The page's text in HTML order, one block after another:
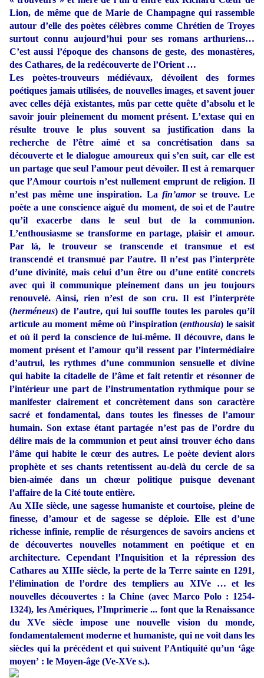
Lion, de même que de Marie de Champagne qui rassemble
autour d’elle des poètes célèbres comme Chrétien de Troyes
surtout connu aujourd’hui pour ses romans arthuriens…
C’est aussi l’époque des chansons de geste, des monastères,
des Cathares, de la redécouverte de l’Orient …
Les poètes-trouveurs médiévaux, dévoilent des formes
poétiques jamais utilisées, de nouvelles images, et savent jouer
avec celles déjà existantes, mûs par cette quête d’absolu et le
savoir jouir pleinement du moment présent. L’extase qui en
résulte trouve le plus souvent sa justification dans la
recherche de l’être aimé et sa concrétisation dans sa
découverte et le dialogue amoureux qui s’en suit, car elle est
un partage que seul l’amour peut dévoiler. Il est à remarquer
que l’Amour courtois n’est nullement emprunt de religion. Il
n’est pas même une inspiration. La fin’amorse trouve. Le
poète a une conscience aiguë du moment, de soi et de l’autre
qu’il exacerbe dans le seul but de la communion.
L’enthousiasme se transforme en partage, plaisir et amour.
Par là, le trouveur se transcende et transmue et est
transcendé et transmué par l’autre. Il n’est pas l’interprète
d’une divinité, mais celui d’un être ou d’une entité concrets
avec qui il communique pleinement dans un jeu toujours
renouvelé. Ainsi, rien n’est de son cru. Il est l’interprète
(herméneus) de l’autre, qui lui souffle toutes les paroles qu’il
articule au moment même où l’inspiration (enthousia) le saisit
et où il perd la conscience de lui-même. Il découvre, dans le
moment présent et l’amour qu’il ressent par l’intermédiaire
d’autrui, les rythmes d’une communion sensuelle et divine
qui habite la citadelle de l’âme et fait retentir et résonner de
l’intérieur une part de l’instrumentation rythmique pour se
manifester clairement et concrètement dans son caractère
sacré et fondamental, dans toutes les finesses de l’amour
humain. Son extase étant partagée n’est pas de l’ordre du
délire mais de la communion et peut ainsi trouver écho dans
l’âme qui habite le cœur des autres. Le poète devient alors
prophète et ses chants retentissent au-delà du cercle de sa
bien-aimée dans un chœur politique puisque devenant
l’affaire de la Cité toute entière.
Au XIIe siècle, une sagesse humaniste et courtoise, pleine de
finesse, d’amour et de sagesse se déploie. Elle est d’une
richesse infinie, remplie de résurgences de savoirs anciens et
de découvertes nouvelles notamment en poétique et en
architecture. Cependant l’Inquisition et la répression des
Cathares au XIIIe siècle, la perte de la Terre sainte en 1291,
l’élimination de l’ordre des templiers au XIVe … et les
nouvelles découvertes : la Chine (avec Marco Polo : 1254-
1324), les Amériques, l’Imprimerie ... font que la Renaissance
du XVe siècle impose une nouvelle vision du monde,
fondamentalement moderne et humaniste, qui ne voit dans les
siècles qui la précédent et qui suivent l’Antiquité qu’un ‘âge
moyen’ : le Moyen-âge (Ve-XVe s.).